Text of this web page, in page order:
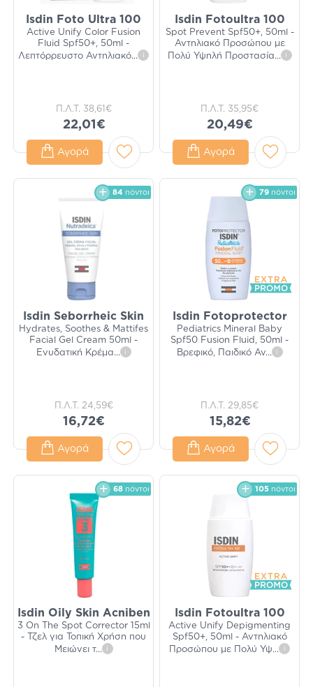
Isdin Foto Ultra 100
Active Unify Color Fusion
Fluid Spf50+, 50ml -
Λεπτόρρευστο Αντηλιακό... i
Π.Λ.Τ. 38,61€
22,01€
Αγορά
Isdin Fotoultra 100
Spot Prevent Spf50+, 50ml -
Αντηλιακό Προσώπου με
Πολύ Υψηλή Προστασία... i
Π.Λ.Τ. 35,95€
20,49€
Αγορά
84 πόντοι
Isdin Seborrheic Skin
Hydrates, Soothes & Mattifes
Facial Gel Cream 50ml -
Ενυδατική Κρέμα... i
Π.Λ.Τ. 24,59€
16,72€
Αγορά
79 πόντοι
Isdin Fotoprotector
Pediatrics Mineral Baby
Spf50 Fusion Fluid, 50ml -
Βρεφικό, Παιδικό Αν... i
Π.Λ.Τ. 29,85€
15,82€
Αγορά
68 πόντοι
Isdin Oily Skin Acniben
3 On The Spot Corrector 15ml
- Τζελ για Τοπική Χρήση που
Μειώνει τ... i
105 πόντοι
Isdin Fotoultra 100
Active Unify Depigmenting
Spf50+, 50ml - Αντηλιακό
Προσώπου με Πολύ Υψ... i